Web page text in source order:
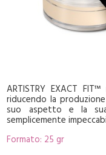
ARTISTRY EXACT
riducendo la
suo aspetto e la
semplicemente
Formato: 25 gr